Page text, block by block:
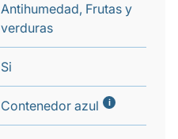
Antihumedad, Frutas y
verduras
Si
Contenedor azul i